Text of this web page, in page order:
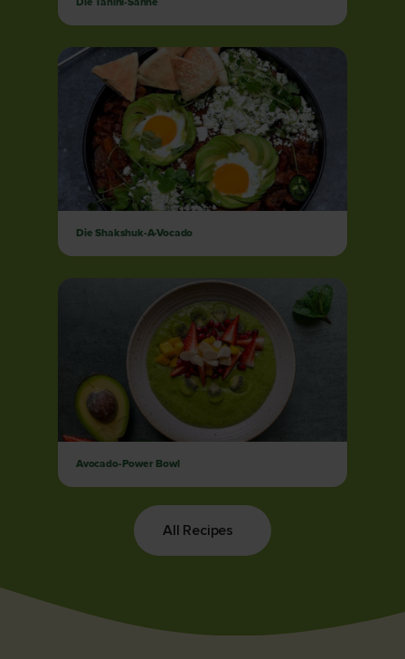
Die Shakshuk-A-Vocado
Avocado-Power Bowl
All Recipes